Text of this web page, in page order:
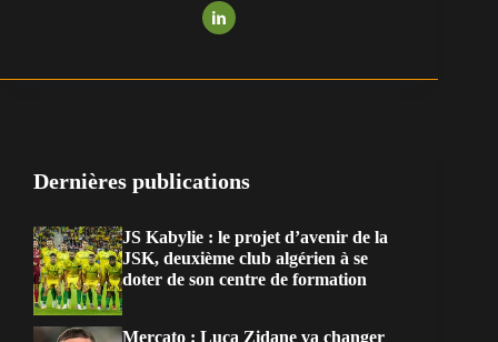
Dernières publications
JS Kabylie : le projet d’avenir de la
JSK, deuxième club algérien à se
doter de son centre de formation
Mercato : Luca Zidane va changer